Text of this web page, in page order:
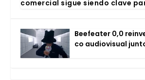
comer­cial sigue sien­do cla­ve
Bee­fea­ter 0,0
co audio­vi­sual